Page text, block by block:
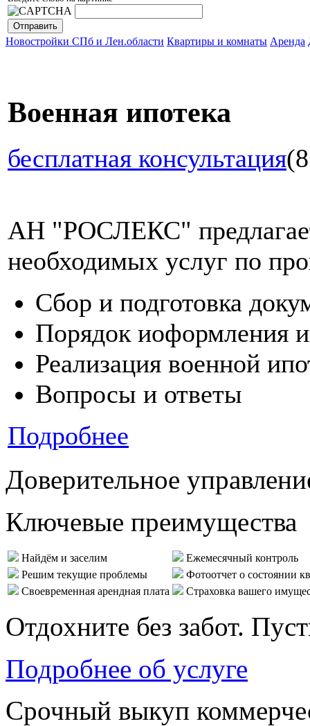
Новостройки СПб и Лен.области Квартиры и комнаты Аренда
Военная ипотека
бесплатная консультация
АН "РОСЛЕКС"
необходимых услуг по
Сбор и подготовка
Порядок иоформления
Реализация военной
Вопросы и ответы
Подробнее
Доверительное
Ключевые преимущества
Найдём и заселим
Ежемесячный контроль
Решим текущие проблемы
Фотоотчет о состоянии
Своевременная арендная плата
Страховка вашего
Отдохните без забот.
Подробнее об услуге
Срочный выкуп